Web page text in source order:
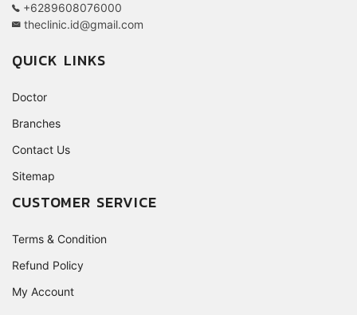
+6289608076000
theclinic.id@gmail.com
QUICK LINKS
Doctor
Branches
Contact Us
Sitemap
CUSTOMER SERVICE
Terms & Condition
Refund Policy
My Account